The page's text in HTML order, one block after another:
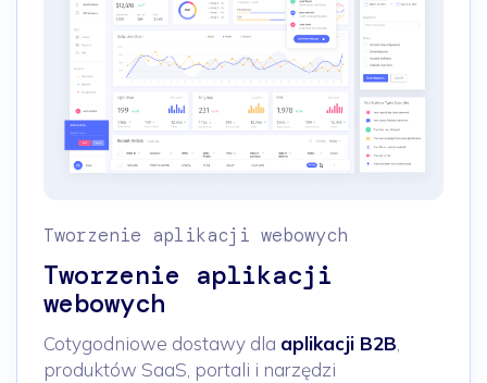
Tworzenie aplikacji webowych
Tworzenie aplikacji
webowych
Cotygodniowe dostawy dla aplikacji B2B,
produktów SaaS, portali i narzędzi